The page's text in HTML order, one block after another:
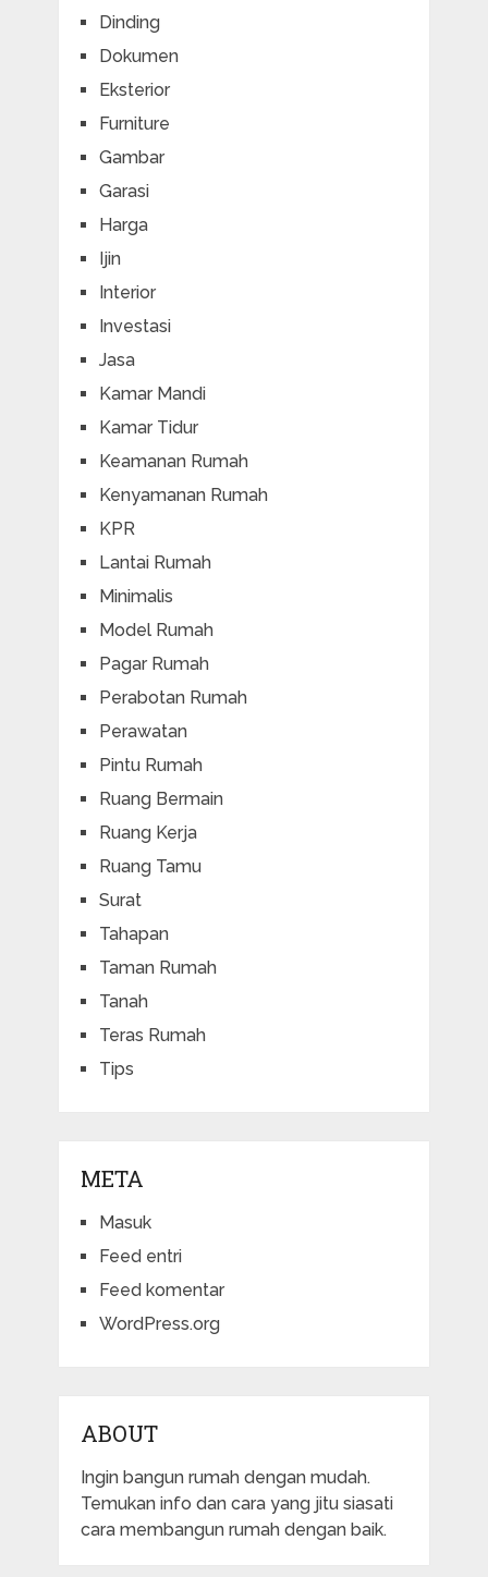
Dinding
Dokumen
Eksterior
Furniture
Gambar
Garasi
Harga
Ijin
Interior
Investasi
Jasa
Kamar Mandi
Kamar Tidur
Keamanan Rumah
Kenyamanan Rumah
KPR
Lantai Rumah
Minimalis
Model Rumah
Pagar Rumah
Perabotan Rumah
Perawatan
Pintu Rumah
Ruang Bermain
Ruang Kerja
Ruang Tamu
Surat
Tahapan
Taman Rumah
Tanah
Teras Rumah
Tips
META
Masuk
Feed entri
Feed komentar
WordPress.org
ABOUT
Ingin bangun rumah dengan mudah.
Temukan info dan cara yang jitu siasati
cara membangun rumah dengan baik.